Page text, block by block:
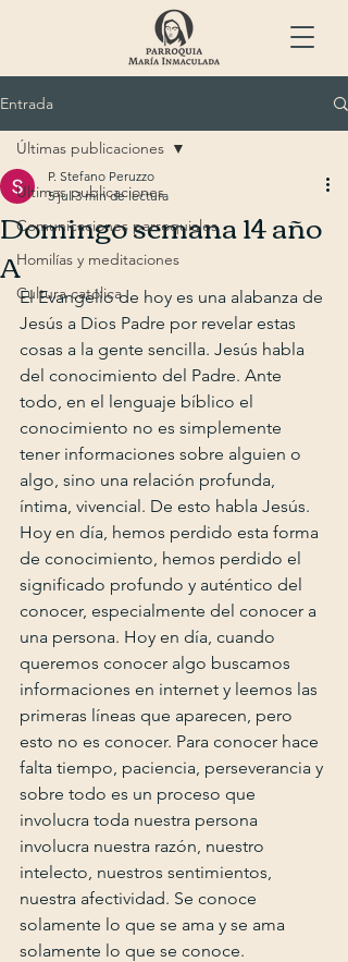
Entrada
Últimas publicaciones
Comunicaciones parroquiales
Homilías y meditaciones
Cultura católica
Últimas publicaciones
Domingo semana 14 año
A
P. Stefano Peruzzo
5 jul 3 min de lectura
El Evangelio de hoy es una alabanza de
Jesús a Dios Padre por revelar estas
cosas a la gente sencilla. Jesús habla
del conocimiento del Padre. Ante
todo, en el lenguaje bíblico el
conocimiento no es simplemente
tener informaciones sobre alguien o
algo, sino una relación profunda,
íntima, vivencial. De esto habla Jesús.
Hoy en día, hemos perdido esta forma
de conocimiento, hemos perdido el
significado profundo y auténtico del
conocer, especialmente del conocer a
una persona. Hoy en día, cuando
queremos conocer algo buscamos
informaciones en internet y leemos las
primeras líneas que aparecen, pero
esto no es conocer. Para conocer hace
falta tiempo, paciencia, perseverancia y
sobre todo es un proceso que
involucra toda nuestra persona
involucra nuestra razón, nuestro
intelecto, nuestros sentimientos,
nuestra afectividad. Se conoce
solamente lo que se ama y se ama
solamente lo que se conoce.